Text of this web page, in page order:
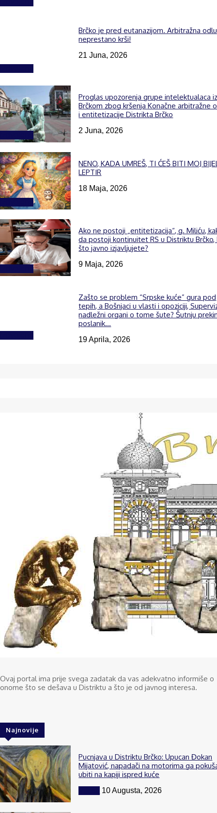
Brčko je pred eutanazijom. Arbitražna
neprestano krši!
21 Juna, 2026
Proglas upozorenja grupe intelektualaca
Brčkom zbog kršenja Konačne arbitražne
i entitetizacije Distrikta Brčko
2 Juna, 2026
NENO, KADA UMREŠ, TI ĆEŠ BITI MOJ
LEPTIR
18 Maja, 2026
Ako ne postoji „entitetizacija“, g. Miliću,
da postoji kontinuitet RS u Distriktu Brčko,
što javno izjavljujete?
9 Maja, 2026
Zašto se problem “Srpske kuće” gura pod
tepih, a Bošnjaci u vlasti i opoziciji,
nadležni organi o tome šute? Šutnju
poslanik...
19 Aprila, 2026
Ovaj portal ima prije svega zadatak da vas adekvatno informiše o
onome što se dešava u Distriktu a što je od javnog interesa.
Najnovije
Pucnjava u Distriktu Brčko: Upucan Đokan
Mijatović, napadači na motorima ga
ubiti na kapiji ispred kuće
10 Augusta, 2026